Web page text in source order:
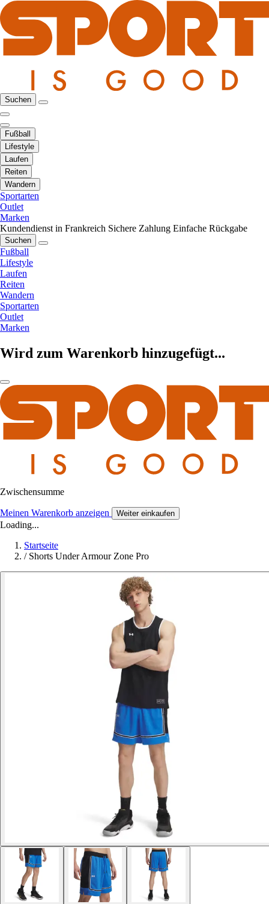
Suchen
Fußball
Lifestyle
Laufen
Reiten
Wandern
Sportarten
Outlet
Marken
Kundendienst in Frankreich Sichere Zahlung Einfache Rückgabe
Suchen
Fußball
Lifestyle
Laufen
Reiten
Wandern
Sportarten
Outlet
Marken
Wird zum Warenkorb hinzugefügt...
Zwischensumme
Meinen Warenkorb anzeigen Weiter einkaufen
Loading...
Startseite
/ Shorts Under Armour Zone Pro